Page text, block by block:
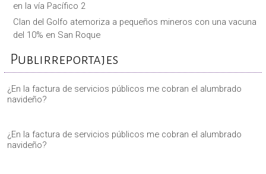
en la vía Pacífico 2
Clan del Golfo atemoriza a pequeños mineros con una vacuna
del 10% en San Roque
Publirreportajes
¿En la factura de servicios públicos me cobran el alumbrado
navideño?
¿En la factura de servicios públicos me cobran el alumbrado
navideño?